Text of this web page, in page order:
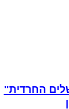
החרדית"